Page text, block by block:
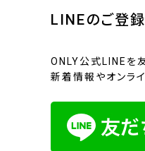
LINEのご登録
ONLY公式LINEを
新着情報やオンラ